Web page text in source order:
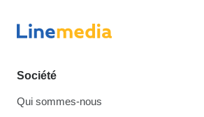
Société
Qui sommes-nous